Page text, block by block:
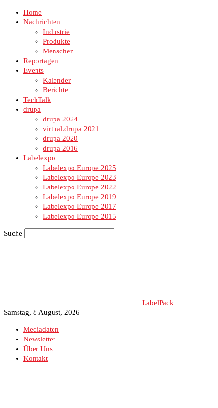
Home
Nachrichten
Industrie
Produkte
Menschen
Reportagen
Events
Kalender
Berichte
TechTalk
drupa
drupa 2024
virtual.drupa 2021
drupa 2020
drupa 2016
Labelexpo
Labelexpo Europe 2025
Labelexpo Europe 2023
Labelexpo Europe 2022
Labelexpo Europe 2019
Labelexpo Europe 2017
Labelexpo Europe 2015
Suche
LabelPack
Samstag, 8 August, 2026
Mediadaten
Newsletter
Über Uns
Kontakt